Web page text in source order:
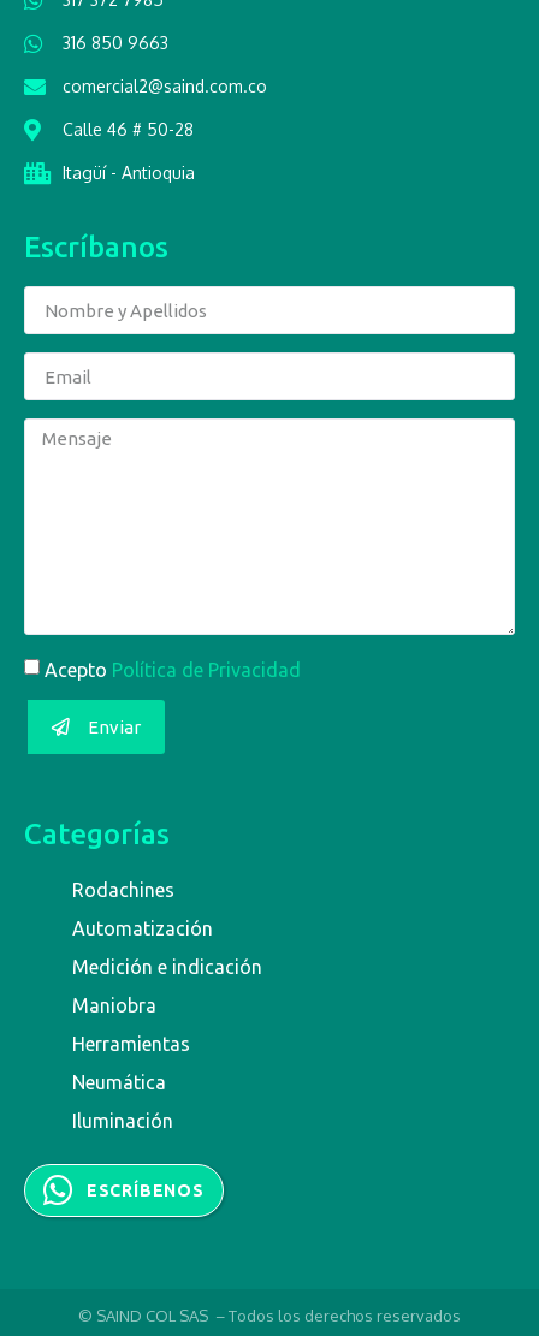
316 850 9663
comercial2@saind.com.co
Calle 46 # 50-28
Itagüí - Antioquia
Escríbanos
Acepto Política de Privacidad
Enviar
Categorías
Rodachines
Automatización
Medición e indicación
Maniobra
Herramientas
Neumática
Iluminación
ESCRÍBENOS
© SAIND COL SAS – Todos los derechos reservados